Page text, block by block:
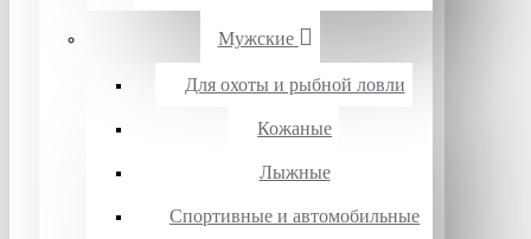
Мужские
Для охоты и рыбной ловли
Кожаные
Лыжные
Спортивные и автомобильные